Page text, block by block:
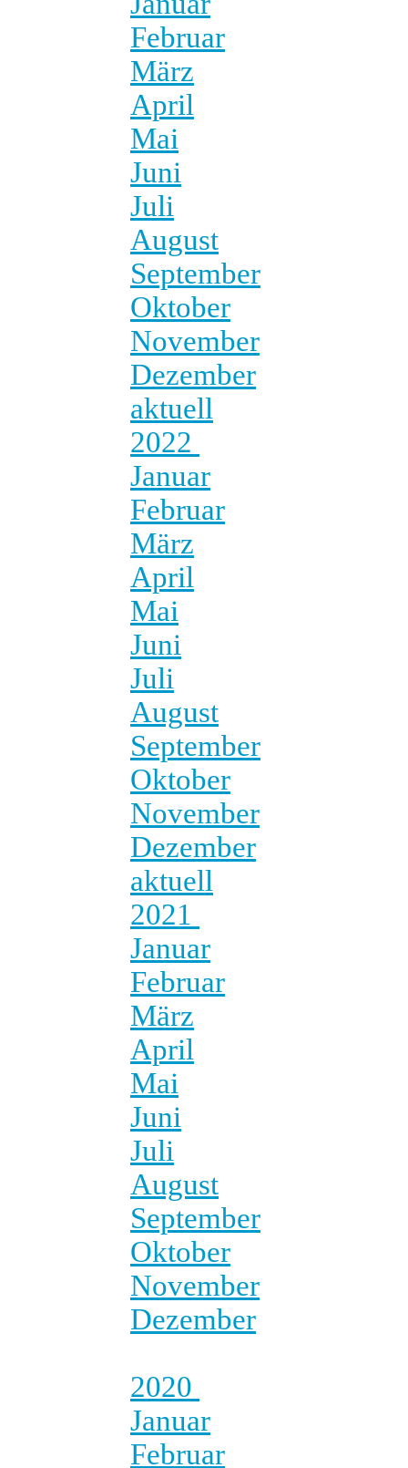
Februar
März
April
Mai
Juni
Juli
August
September
Oktober
November
Dezember
aktuell
2022
Januar
Februar
März
April
Mai
Juni
Juli
August
September
Oktober
November
Dezember
aktuell
2021
Januar
Februar
März
April
Mai
Juni
Juli
August
September
Oktober
November
Dezember
2020
Januar
Februar